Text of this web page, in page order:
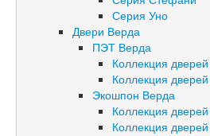
Серия Уно
Двери Верда
ПЭТ Верда
Коллекция дверей
Коллекция
Экошпон Верда
Коллекция
Коллекция